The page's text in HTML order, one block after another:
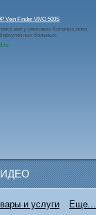
Finder VIVO 500S
вен у ожоговых больных,онко
больных.
и услуги Еще...